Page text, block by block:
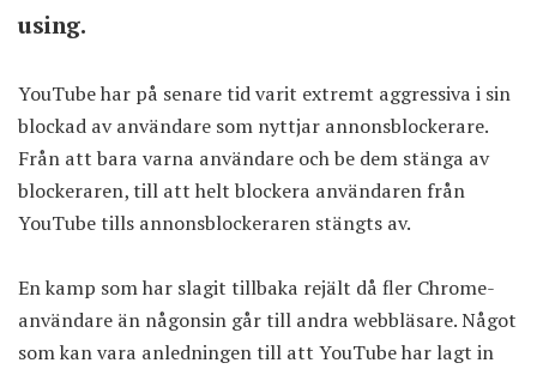
using.
YouTube har på senare tid varit extremt aggressiva i sin
blockad av användare som nyttjar annonsblockerare.
Från att bara varna användare och be dem stänga av
blockeraren, till att helt blockera användaren från
YouTube tills annonsblockeraren stängts av.
En kamp som har slagit tillbaka rejält då fler Chrome-
användare än någonsin går till andra webbläsare. Något
som kan vara anledningen till att YouTube har lagt in